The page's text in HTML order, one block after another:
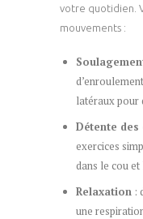
votre quotidien.
mouvements :
latéraux pour
Détente des
exercices
dans le cou et
Relaxation:
une